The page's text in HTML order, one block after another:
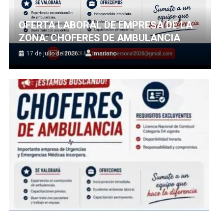
OFERTA LABORAL DE EMPRESA DE LA
ZONA: CHOFERES DE AMBULANCIA
17 de julio de 2026 mariano